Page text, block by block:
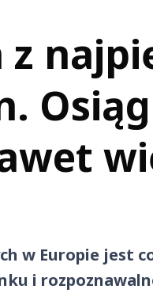
w Europie jest
i